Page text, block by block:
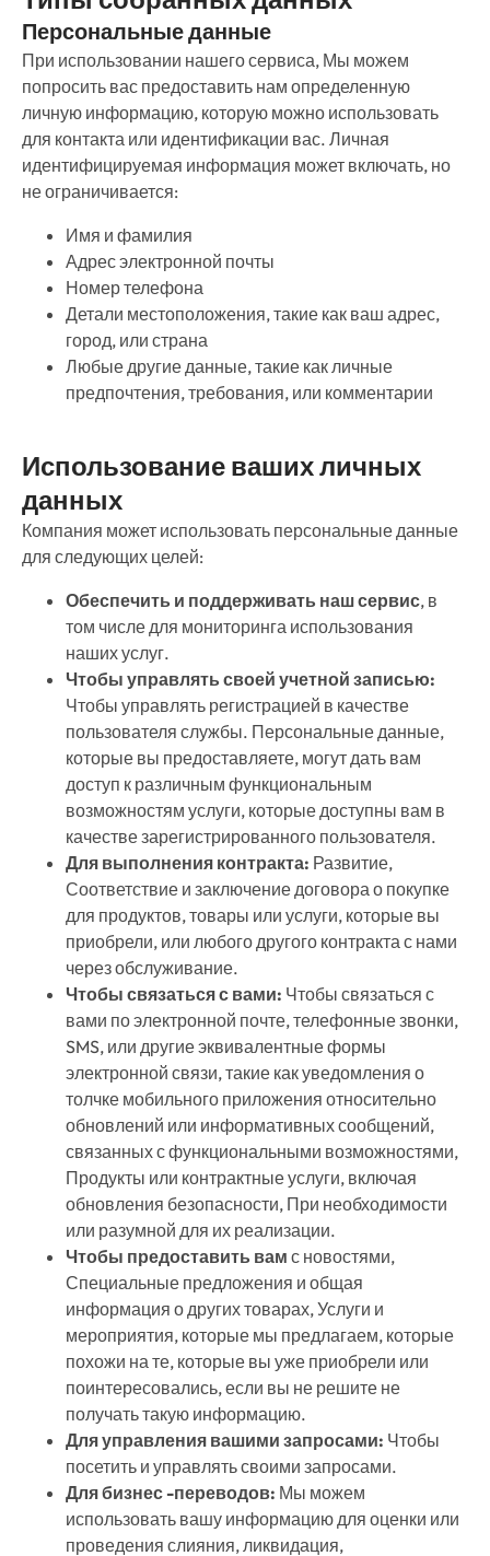
Персональные данные
При использовании нашего сервиса, Мы можем
попросить вас предоставить нам определенную
личную информацию, которую можно использовать
для контакта или идентификации вас. Личная
идентифицируемая информация может включать, но
не ограничивается:
Имя и фамилия
Адрес электронной почты
Номер телефона
Детали местоположения, такие как ваш адрес,
город, или страна
Любые другие данные, такие как личные
предпочтения, требования, или комментарии
Использование ваших личных
данных
Компания может использовать персональные данные
для следующих целей:
Обеспечить и поддерживать наш сервис, в
том числе для мониторинга использования
наших услуг.
Чтобы управлять своей учетной записью:
Чтобы управлять регистрацией в качестве
пользователя службы. Персональные данные,
которые вы предоставляете, могут дать вам
доступ к различным функциональным
возможностям услуги, которые доступны вам в
качестве зарегистрированного пользователя.
Для выполнения контракта: Развитие,
Соответствие и заключение договора о покупке
для продуктов, товары или услуги, которые вы
приобрели, или любого другого контракта с нами
через обслуживание.
Чтобы связаться с вами: Чтобы связаться с
вами по электронной почте, телефонные звонки,
SMS, или другие эквивалентные формы
электронной связи, такие как уведомления о
толчке мобильного приложения относительно
обновлений или информативных сообщений,
связанных с функциональными возможностями,
Продукты или контрактные услуги, включая
обновления безопасности, При необходимости
или разумной для их реализации.
Чтобы предоставить вам с новостями,
Специальные предложения и общая
информация о других товарах, Услуги и
мероприятия, которые мы предлагаем, которые
похожи на те, которые вы уже приобрели или
поинтересовались, если вы не решите не
получать такую ​​информацию.
Для управления вашими запросами: Чтобы
посетить и управлять своими запросами.
Для бизнес -переводов: Мы можем
использовать вашу информацию для оценки или
проведения слияния, ликвидация,